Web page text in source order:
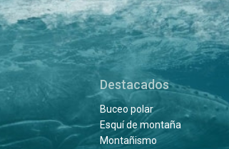
Destacados
Buceo polar
Esquí de montaña
Montañismo